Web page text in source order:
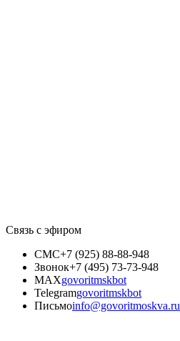
Связь с эфиром
СМС+7 (925) 88-88-948
Звонок+7 (495) 73-73-948
MAXgovoritmskbot
Telegramgovoritmskbot
Письмоinfo@govoritmoskva.ru